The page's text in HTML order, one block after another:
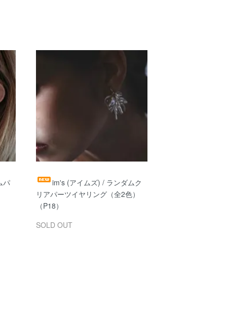
パ
im's (アイムズ) / ランダムク
リアパーツイヤリング（全2色）
（P18）
SOLD OUT